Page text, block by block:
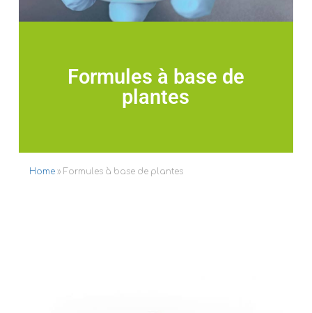
Formules à base de
plantes
Home» Formules à base de plantes